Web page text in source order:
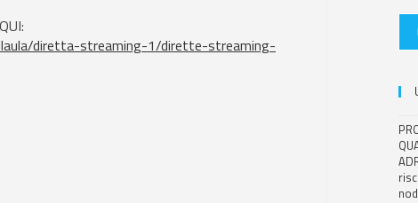
diretta-streaming-1/dirette-streaming-